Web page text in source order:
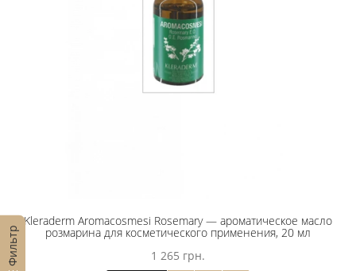
Фильтр
Kleraderm Aromacosmesi Rosemary — ароматическое масло
розмарина для косметического применения, 20 мл
1 265 грн.